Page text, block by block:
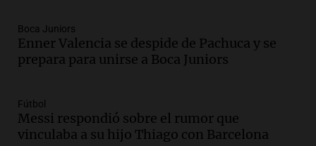
Audio.
José Roccuzzo, cortes de carne y
compras de Antonella: bromas en
Rosario.
Audio.José Roccuzzo, cortes de carne y
compras de Antonella: bromas en
Boca Juniors
Enner Valencia se despide de Pachuca y se
prepara para unirse a Boca Juniors
Fútbol
Messi respondió sobre el rumor que
vinculaba a su hijo Thiago con Barcelona